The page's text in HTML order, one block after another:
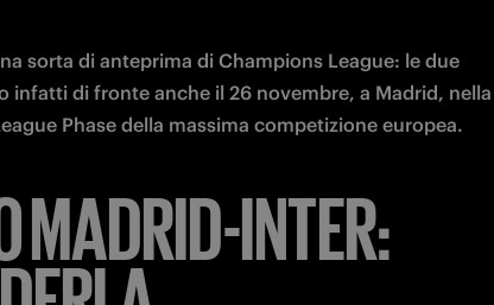
infatti di fronte anche il 26 novembre, a Madrid, nella
Phase della massima competizione europea.
MADRID-INTER: